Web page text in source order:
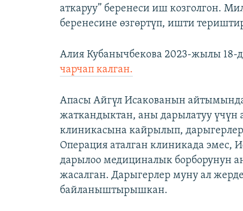
аткаруу” беренеси иш козголгон.
беренесине өзгөртүп, ишти
Алия Кубанычбекова 2023-жылы 18-
чарчап калган.
Апасы Айгүл Исакованын
жаткандыктан, аны дарылатуу үчүн
клиникасына кайрылып,
Операция аталган клиникада эмес,
дарылоо медициналык борборунун
жасалган. Дарыгерлер муну ал
байланыштырышкан.